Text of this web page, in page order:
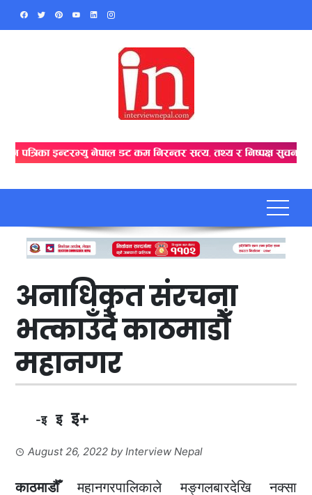
Skip
अनाधिकृत संरचना
भत्काउँदै काठमाडौँ
महानगर
-इ इ इ+
August 26, 2022 byInterview Nepal
काठमाडौँमहानगरपालिकाले मङ्गलबारदेखि नक्सा